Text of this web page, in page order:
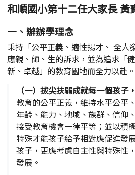
和順國小第十二任大家長 黃
一、辦辦學理念
秉持「公平正義、適性揚才、 全人
應親、師、生的訴求，並為追求「
新、卓越」的教育園地而全力以赴。
（一）拔尖扶弱成就每一個孩子
教育的公平正義，維持水平公平
年齡、能力、地域、族群、信仰
接受教育機會一律平等；並以積
特殊才能孩子給予相對應促進發
孩子，更應考慮自主性與特殊性
發展。